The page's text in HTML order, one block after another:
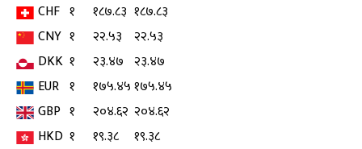
CHF १ १८७.८३ १८७.८३
CNY १ २२.५३
२२.५३
DKK १ २३.४७ २३.४७
EUR १ १७५.४५१७५.४५
GBP १ २०४.६२ २०४.६२
HKD १ १९.३८
१९.३८